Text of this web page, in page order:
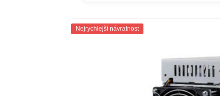
Nejrychlejší návratnost